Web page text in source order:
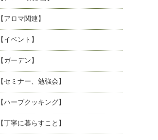
【アロマ関連】
【イベント】
【ガーデン】
【セミナー、勉強会】
【ハーブクッキング】
【丁寧に暮らすこと】